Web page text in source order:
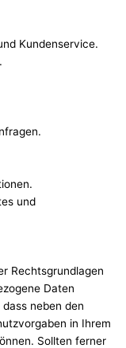
Kundenservice.
und
Rechtsgrundlagen
Daten
neben den
in Ihrem
Sollten ferner